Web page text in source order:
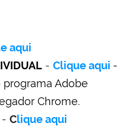
aqui
- Clique aqui -
Adobe
Chrome.
- Clique aqui